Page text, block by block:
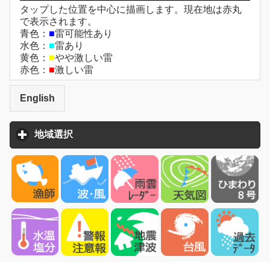
タップした位置を中心に描画します。現在地は赤丸
で表示されます。
青色： ■雷可能性あり
水色： ■雷あり
黄色： ■やや激しい雷
赤色： ■激しい雷
English
地域選択